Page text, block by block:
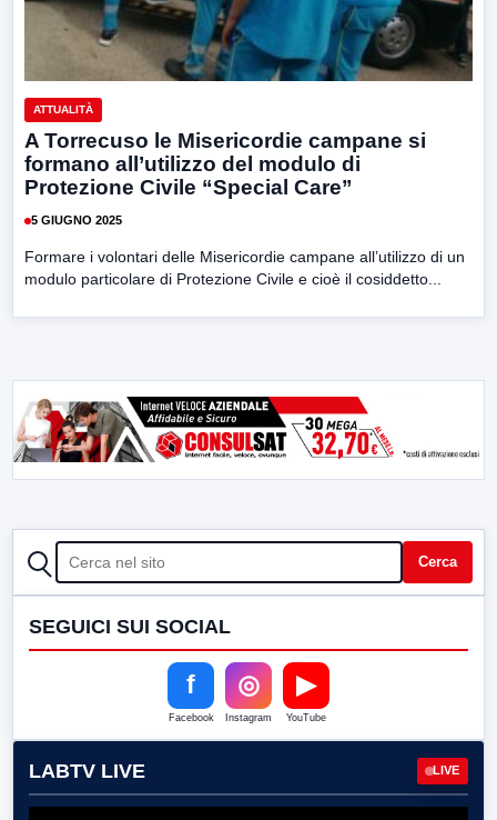
ATTUALITÀ
A Torrecuso le Misericordie campane si
formano all’utilizzo del modulo di
Protezione Civile “Special Care”
5 GIUGNO 2025
Formare i volontari delle Misericordie campane all’utilizzo di un
modulo particolare di Protezione Civile e cioè il cosiddetto...
CERCA Cerca
SEGUICI SUI SOCIAL
f
Facebook
◎
Instagram
▶
YouTube
LABTV LIVE LIVE